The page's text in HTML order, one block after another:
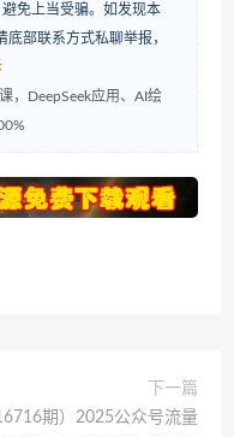
免上当受骗。如发现本
部联系方式私聊举报，
，DeepSeek应用、AI绘
下一篇
期）2025公众号流量